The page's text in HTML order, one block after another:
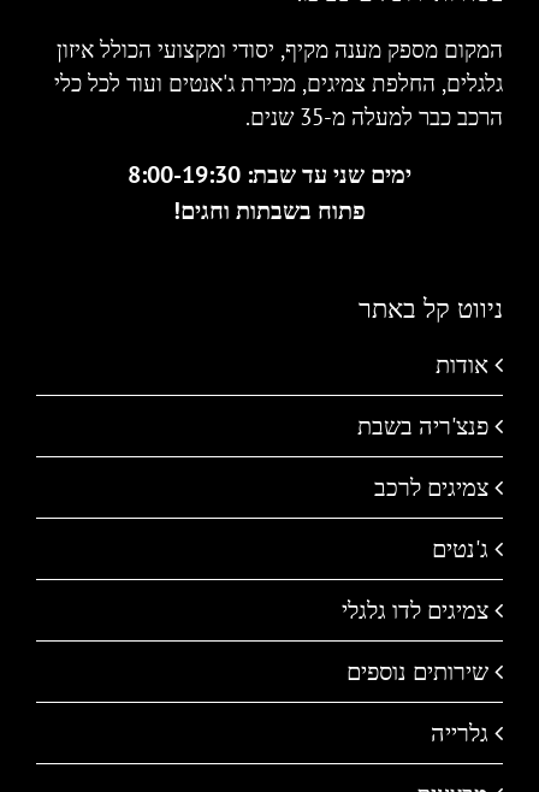
המקום מספק מענה מקיף, יסודי ומקצועי הכולל איזון
גלגלים, החלפת צמיגים, מכירת ג'אנטים ועוד לכל כלי
הרכב כבר למעלה מ-35 שנים.
ימים שני עד שבת: 8:00-19:30
פתוח בשבתות וחגים!
ניווט קל באתר
אודות
פנצ'ריה בשבת
צמיגים לרכב
ג'נטים
צמיגים לדו גלגלי
שירותים נוספים
גלרייה